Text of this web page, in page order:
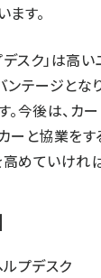
す。
スク」は高
ンテージとな
今後は、カ
ーと協業をす
めていけれ
プデスク